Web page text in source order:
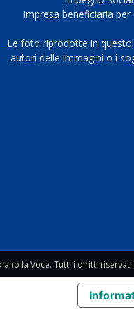
Impresa beneficiaria
Le foto riprodotte in
autori delle immagini o i
la Voce. Tutti i diritti riservati.